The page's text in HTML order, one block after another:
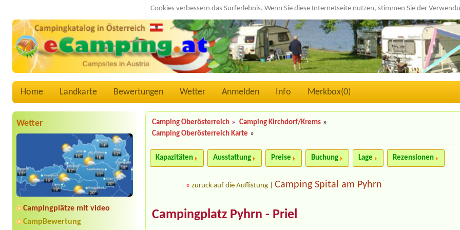
Cookies verbessern das Surferlebnis. Wenn Sie diese Internetseite nutzen, stimmen Sie der
Home Landkarte Bewertungen Wetter Anmelden Info Merkbox(0)
Wetter
Campingplätze mit video
CampBewertung
Camping Oberösterreich » Camping Kirchdorf/Krems »
Camping Oberösterreich Karte »
Kapazitäten Ausstattung Preise Buchung Lage Rezensionen
«zurück auf die Auflistung |Camping Spital am Pyhrn
Campingplatz Pyhrn - Priel